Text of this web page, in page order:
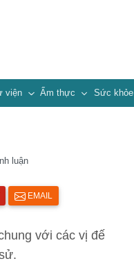
viện Ẩm thực Sức khỏe
luận
EMAIL
với các vị đế